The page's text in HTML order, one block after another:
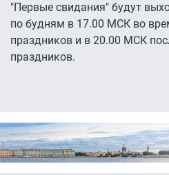
"Первые свидания" будут
по будням в 17.00 МСК во
праздников и в 20.00 МСК
праздников.